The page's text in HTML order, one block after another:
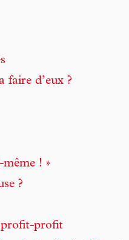
faire d’eux ?
! »
?
profit-profit